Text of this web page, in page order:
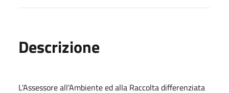
Descrizione
L'Assessore all'Ambiente ed alla Raccolta differenziata